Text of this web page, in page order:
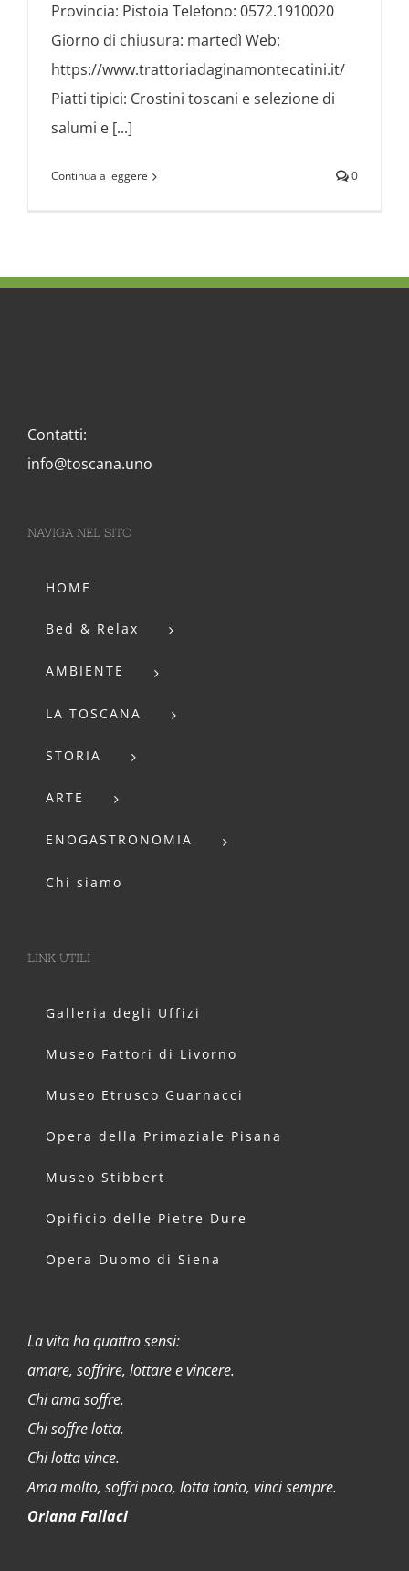
Provincia: Pistoia Telefono: 0572.1910020
Giorno di chiusura: martedì Web:
https://www.trattoriadaginamontecatini.it/
Piatti tipici: Crostini toscani e selezione di
salumi e [...]
Continua a leggere 0
Contatti:
info@toscana.uno
NAVIGA NEL SITO
HOME
Bed & Relax
AMBIENTE
LA TOSCANA
STORIA
ARTE
ENOGASTRONOMIA
Chi siamo
LINK UTILI
Galleria degli Uffizi
Museo Fattori di Livorno
Museo Etrusco Guarnacci
Opera della Primaziale Pisana
Museo Stibbert
Opificio delle Pietre Dure
Opera Duomo di Siena
La vita ha quattro sensi:
amare, soffrire, lottare e vincere.
Chi ama soffre.
Chi soffre lotta.
Chi lotta vince.
Ama molto, soffri poco, lotta tanto, vinci sempre.
Oriana Fallaci